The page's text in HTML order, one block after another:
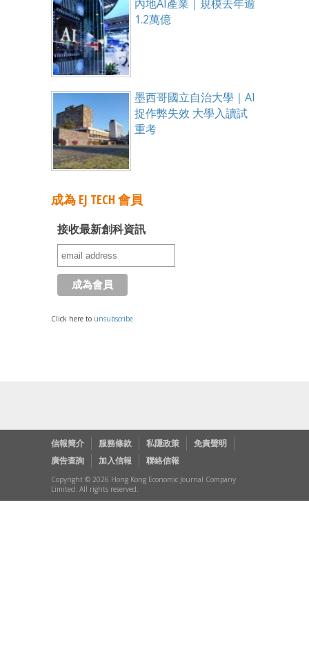
內地AI產業｜規模去年逾
1.2萬億
墨西哥國立自治大學｜AI
捉作弊失效 大學入讀試
重考
成為 EJ TECH 會員
接收最新創科資訊
Click here to unsubscribe
信報簡介 服務條款 私隱政策
免責聲明
廣告查詢
加入信報 聯絡信報
Copyright © 2026 Hong Kong Economic Journal Company
Limited. All rights reserved.